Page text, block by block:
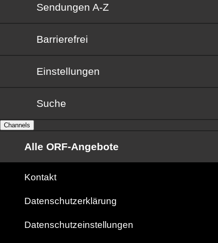
Sendungen von A bis Z
Sendungen A-Z
Barrierefrei
Barrierefrei
Einstellungen
Suche
Channels
Alle ORF-Angebote
Kontakt
Datenschutzerklärung
Datenschutzeinstellungen